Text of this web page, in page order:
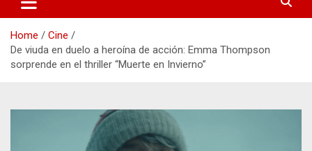
Home
Cine
De viuda en duelo a heroína de acción: Emma Thompson
sorprende en el thriller “Muerte en Invierno”